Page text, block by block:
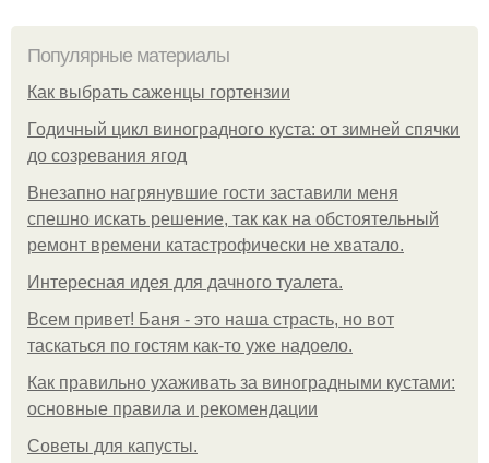
Популярные материалы
Как выбрать саженцы гортензии
Годичный цикл виноградного куста: от зимней спячки
до созревания ягод
Внезапно нагрянувшие гости заставили меня
спешно искать решение, так как на обстоятельный
ремонт времени катастрофически не хватало.
Интересная идея для дачного туалета.
Всем привет! Баня - это наша страсть, но вот
таскаться по гостям как-то уже надоело.
Как правильно ухаживать за виноградными кустами:
основные правила и рекомендации
Советы для капусты.